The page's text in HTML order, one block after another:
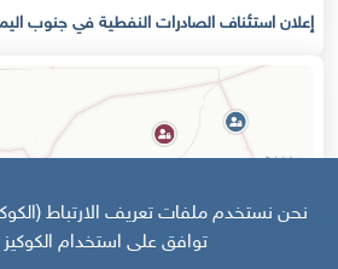
إعلان استئناف الصادرات النفطية في جنوب
نحن نستخدم ملفات تعريف الارتباط
توافق على استخدام الكوكيز